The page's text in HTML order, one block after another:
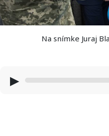
Na snímke Juraj
▶